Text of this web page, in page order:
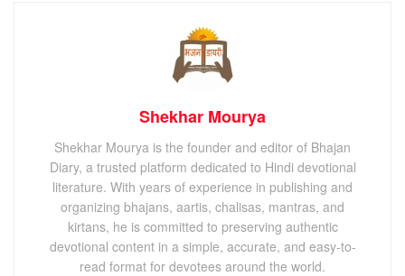
Shekhar Mourya
Shekhar Mourya is the founder and editor of Bhajan
Diary, a trusted platform dedicated to Hindi devotional
literature. With years of experience in publishing and
organizing bhajans, aartis, chalisas, mantras, and
kirtans, he is committed to preserving authentic
devotional content in a simple, accurate, and easy-to-
read format for devotees around the world.